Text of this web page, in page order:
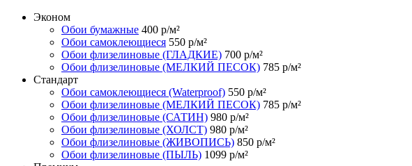
Эконом
Обои бумажные 400 р/м²
Обои самоклеющиеся 550 р/м²
Обои флизелиновые (ГЛАДКИЕ) 700 р/м²
Обои флизелиновые (МЕЛКИЙ ПЕСОК) 785 р/м²
Стандарт
Обои самоклеющиеся (Waterproof) 550 р/м²
Обои флизелиновые (МЕЛКИЙ ПЕСОК) 785 р/м²
Обои флизелиновые (САТИН) 980 р/м²
Обои флизелиновые (ХОЛСТ) 980 р/м²
Обои флизелиновые (ЖИВОПИСЬ) 850 р/м²
Обои флизелиновые (ПЫЛЬ) 1099 р/м²